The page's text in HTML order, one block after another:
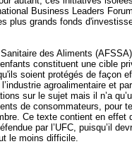
Business Leaders
plus grands fonds
des Aliments
constituent une cible
soient protégés de façon
agroali­mentaire et
sur le sujet mais il n’a
de consom­mateurs, pour
Ce texte contient en
par l’UFC, puisqu’il
le moins difficile.